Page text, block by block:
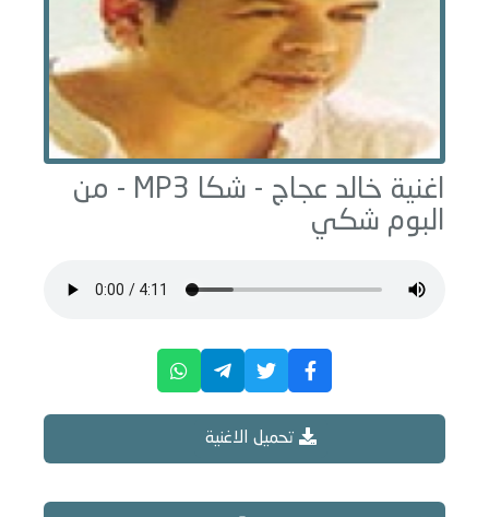
اغنية خالد عجاج - شكا
MP3 - من
البوم شكي
تحميل الاغنية